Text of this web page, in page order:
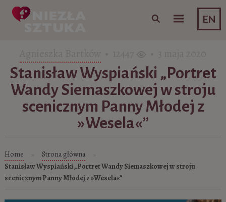
EN
Skip to content
Stanisław Wyspiański „Portret
Wandy Siemaszkowej w stroju
scenicznym Panny Młodej z
»Wesela«”
Home Strona główna
Stanisław Wyspiański „Portret Wandy Siemaszkowej w stroju
scenicznym Panny Młodej z »Wesela«”